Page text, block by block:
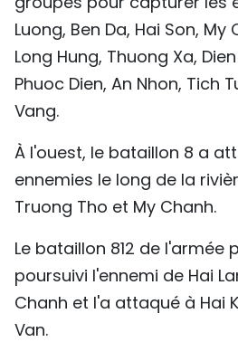
Luong, Ben Da, Hai Son, My
Long Hung, Thuong Xa,
Phuoc Dien, An Nhon, Tich
Vang.
À l'ouest, le bataillon 8 a
ennemies le long de la
Truong Tho et My Chanh.
Le bataillon 812 de l'armée
poursuivi l'ennemi de Hai
Chanh et l'a attaqué à Hai
Van.